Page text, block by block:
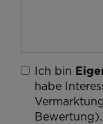
Ich bin
habe
Bewertung).